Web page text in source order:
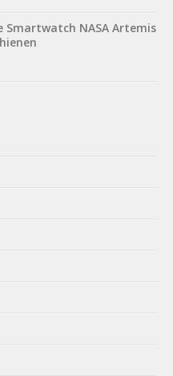
Smartwatch NASA Artemis